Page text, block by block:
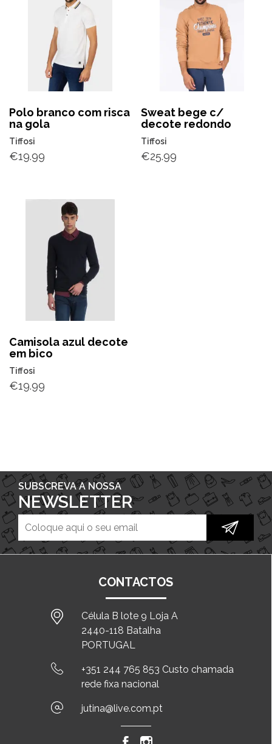
Polo branco com risca
na gola
Tiffosi
€19.99
Sweat bege c/
decote redondo
Tiffosi
€25.99
Camisola azul decote
em bico
Tiffosi
€19.99
SUBSCREVA A NOSSA
NEWSLETTER
CONTACTOS
Célula B lote 9 Loja A
2440-118 Batalha
PORTUGAL
+351 244 765 853 Custo chamada
rede fixa nacional
jutina@live.com.pt